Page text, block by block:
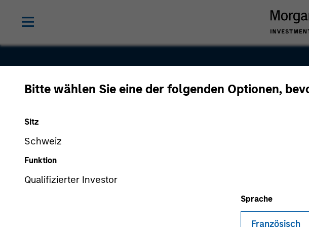
Bitte wählen Sie eine der folgenden Optionen,
Sitz
Schweiz
Funktion
Qualifizierter Investor
Sprache
Französisch